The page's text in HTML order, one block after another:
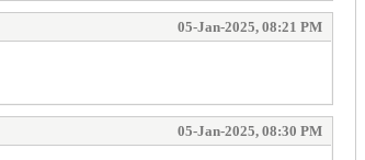
05-Jan-2025, 08:21 PM
05-Jan-2025, 08:30 PM